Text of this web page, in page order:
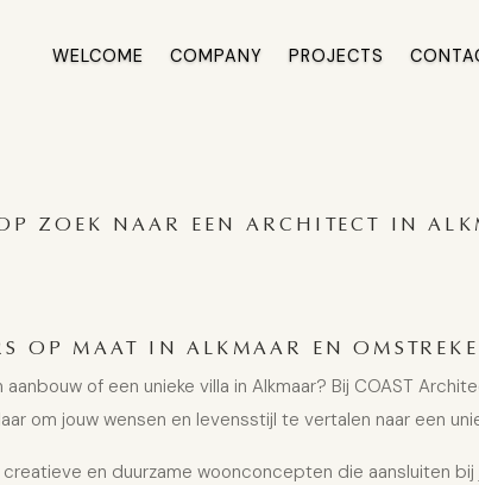
WELCOME COMPANY PROJECTS
ZOEK NAAR EEN ARCHITECT IN
OP MAAT IN ALKMAAR EN
of een unieke villa in Alkmaar? Bij COAST
om jouw wensen en levensstijl te vertalen naar een
en duurzame woonconcepten die aansluiten